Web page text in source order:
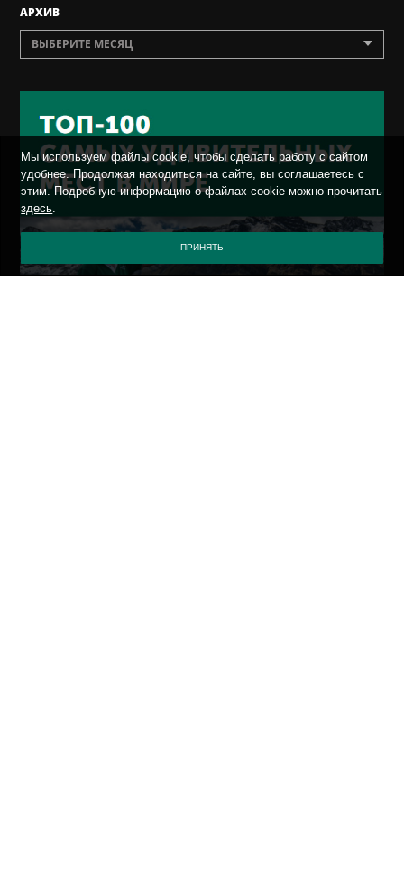
AРХИВ
ВЫБЕРИТЕ МЕСЯЦ
Мы используем файлы cookie, чтобы сделать работу с сайтом
удобнее. Продолжая находиться на сайте, вы соглашаетесь с
этим. Подробную информацию о файлах cookie можно прочитать
здесь.
ПРИНЯТЬ